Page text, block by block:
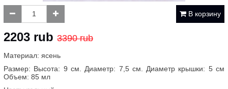
В корзину
2203 rub 3390 rub
Материал: ясень
Размер: Высота: 9 см. Диаметр: 7,5 см. Диаметр крышки: 5 см
Объем: 85 мл